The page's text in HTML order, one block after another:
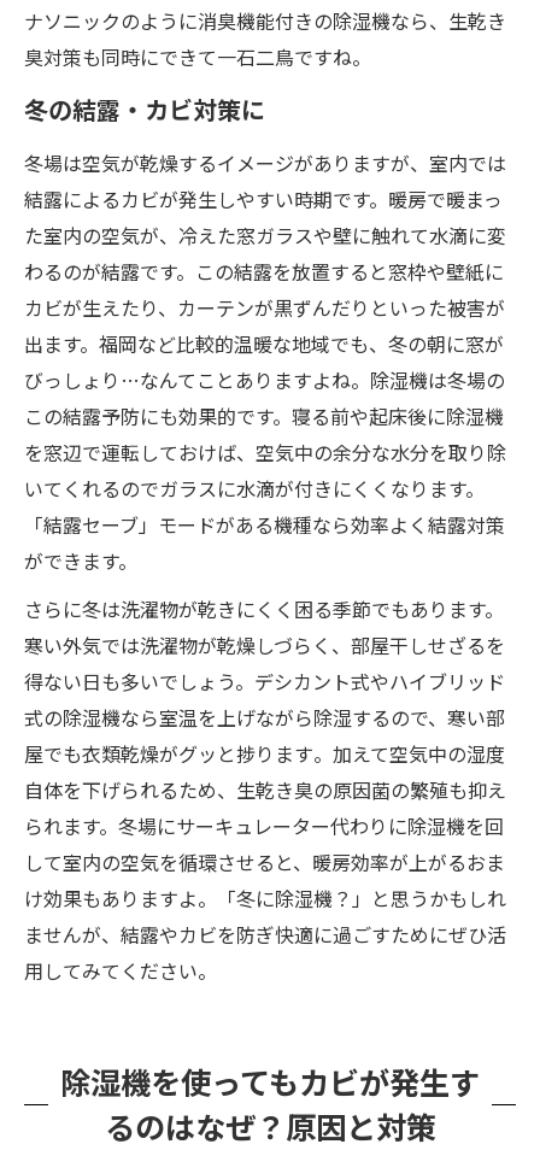
ナソニックのように消臭機能付きの除湿機なら、生乾き
臭対策も同時にできて一石二鳥ですね。
冬の結露・カビ対策に
冬場は空気が乾燥するイメージがありますが、室内では
結露によるカビが発生しやすい時期です。暖房で暖まっ
た室内の空気が、冷えた窓ガラスや壁に触れて水滴に変
わるのが結露です。この結露を放置すると窓枠や壁紙に
カビが生えたり、カーテンが黒ずんだりといった被害が
出ます。福岡など比較的温暖な地域でも、冬の朝に窓が
びっしょり…なんてことありますよね。除湿機は冬場の
この結露予防にも効果的です。寝る前や起床後に除湿機
を窓辺で運転しておけば、空気中の余分な水分を取り除
いてくれるのでガラスに水滴が付きにくくなります。
「結露セーブ」モードがある機種なら効率よく結露対策
ができます。
さらに冬は洗濯物が乾きにくく困る季節でもあります。
寒い外気では洗濯物が乾燥しづらく、部屋干しせざるを
得ない日も多いでしょう。デシカント式やハイブリッド
式の除湿機なら室温を上げながら除湿するので、寒い部
屋でも衣類乾燥がグッと捗ります​。加えて空気中の湿度
自体を下げられるため、生乾き臭の原因菌の繁殖も抑え
られます。冬場にサーキュレーター代わりに除湿機を回
して室内の空気を循環させると、暖房効率が上がるおま
け効果もありますよ。「冬に除湿機？」と思うかもしれ
ませんが、結露やカビを防ぎ快適に過ごすためにぜひ活
用してみてください。
除湿機を使ってもカビが発生す
るのはなぜ？原因と対策